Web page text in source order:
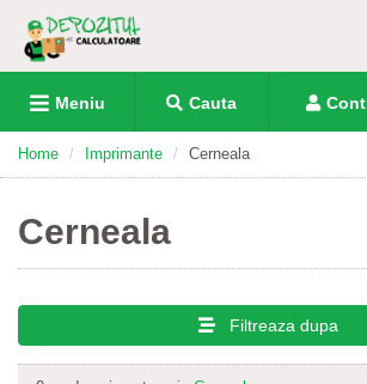
Meniu Cauta Cont
Home Imprimante Cerneala
Cerneala
Filtreaza dupa